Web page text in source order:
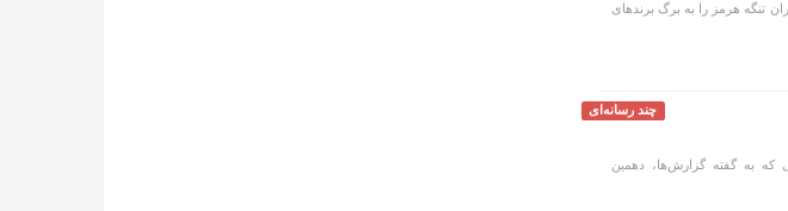
تنگه هرمز را به برگ برند‌های
چند رسانه‌ای
که به گفته گزارش‌ها، دهمین